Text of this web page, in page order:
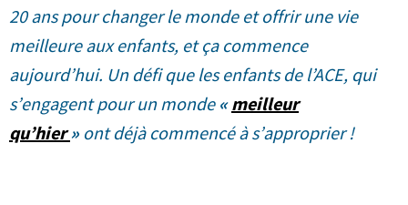
20 ans pour changer le monde et offrir une vie
meilleure aux enfants, et ça commence
aujourd’hui. Un défi que les enfants de l’ACE, qui
s’engagent pour un monde «meilleur
qu’hier» ont déjà commencé à s’approprier !